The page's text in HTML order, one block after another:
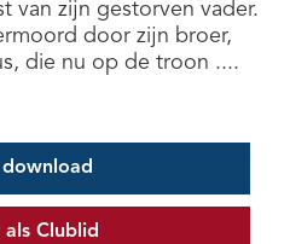
van zijn gestorven vader.
door zijn broer,
die nu op de troon ....
als Clublid